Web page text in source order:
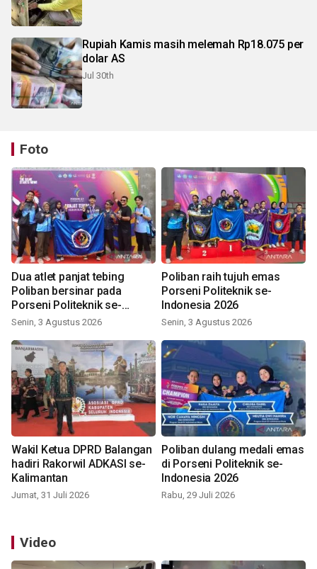
Rupiah Kamis masih melemah Rp18.075 per
dolar AS
Jul 30th
Foto
Dua atlet panjat tebing
Poliban bersinar pada
Porseni Politeknik se-
Indonesia 2026
Senin, 3 Agustus 2026
Poliban raih tujuh emas
Porseni Politeknik se-
Indonesia 2026
Senin, 3 Agustus 2026
Wakil Ketua DPRD Balangan
hadiri Rakorwil ADKASI se-
Kalimantan
Jumat, 31 Juli 2026
Poliban dulang medali emas
di Porseni Politeknik se-
Indonesia 2026
Rabu, 29 Juli 2026
Video